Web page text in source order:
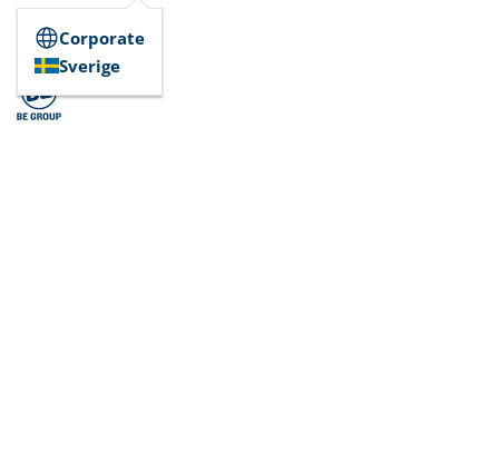
Corporate
Sverige